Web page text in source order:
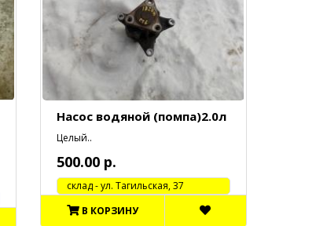
Насос водяной (помпа)2.0л
Целый..
500.00 р.
cклад - ул. Тагильская, 37
В КОРЗИНУ